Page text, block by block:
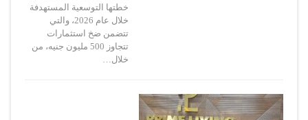
خطتها التوسعية المستهدفة
خلال عام 2026، والتي
تتضمن ضخ استثمارات
تتجاوز 500 مليون جنيه، من
خلال…